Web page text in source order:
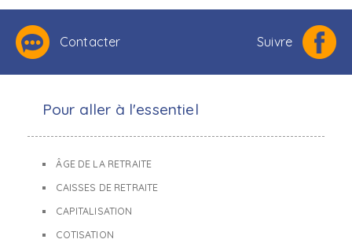
Contacter Suivre
Pour aller à l'essentiel
ÂGE DE LA RETRAITE
CAISSES DE RETRAITE
CAPITALISATION
COTISATION